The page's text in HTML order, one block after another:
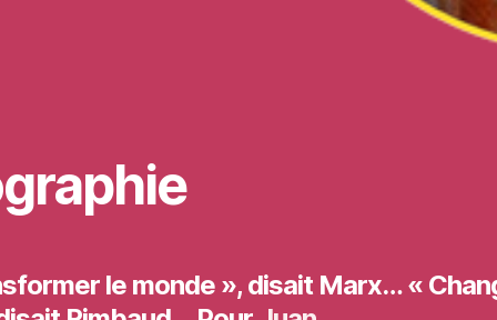
le monde », disait Marx… «